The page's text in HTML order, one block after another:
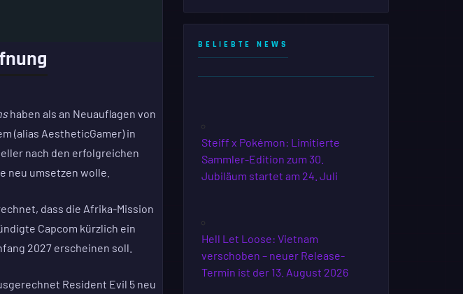
haben als an Neuauflagen von
(alias AestheticGamer) in
nach den erfolgreichen
neu umsetzen wolle.
dass die Afrika-Mission
Capcom kürzlich ein
2027 erscheinen soll.
Resident Evil 5 neu
BELIEBTE NEWS
Steiff x Pokémon: Limitierte
Sammler-Edition zum 30.
Jubiläum startet am 24. Juli
Hell Let Loose: Vietnam
verschoben – neuer Release-
Termin ist der 13. August 2026